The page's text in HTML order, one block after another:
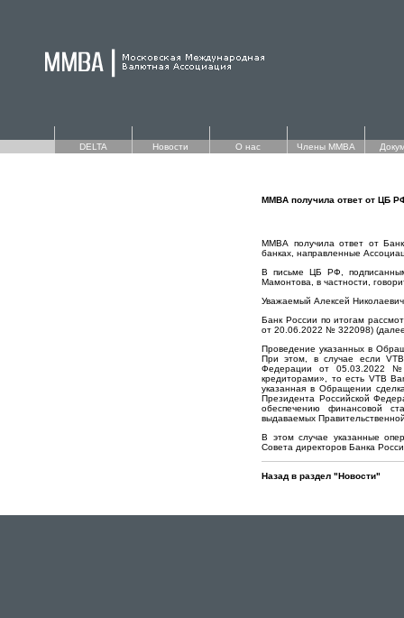
DELTA Новости О нас Члены ММВА
ММВА получила ответ от ЦБ
ММВА получила ответ от
банках, направленные
В письме ЦБ РФ,
Мамонтова, в частности,
Уважаемый Алексей
Банк России по итогам
от 20.06.2022 № 322098)
Проведение указанных в
При этом, в случае если VTB
Федерации от 05.03.2022 №
кредиторами», то есть VTB
указанная в Обращении
Президента Российской
обеспечению финансовой
выдаваемых
В этом случае указанные
Совета директоров Банка
Назад в раздел "Новости"